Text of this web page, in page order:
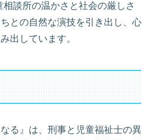
談所の温かさと社会の厳しさ
との自然な演技を引き出し、心
出しています。
る』は、刑事と児童福祉士の異